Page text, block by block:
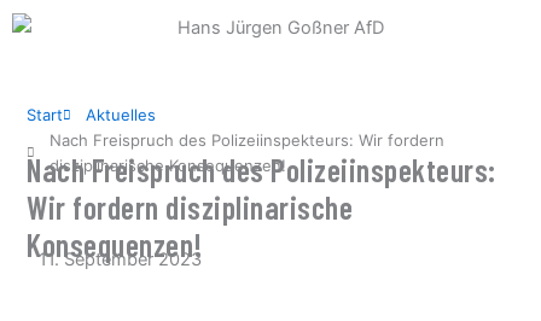
Zum
Start
Aktuelles
Nach Freispruch des Polizeiinspekteurs: Wir fordern
disziplinarische Konsequenzen!
Nach Freispruch des Polizeiinspekteurs:
Wir fordern disziplinarische
Konsequenzen!
11. September 2023